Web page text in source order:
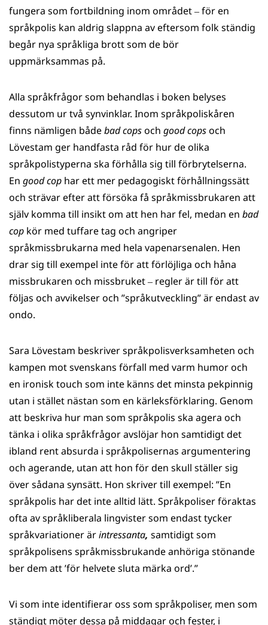
fungera som fortbildning inom området ‒ för en
språkpolis kan aldrig slappna av eftersom folk ständig
begår nya språkliga brott som de bör
uppmärksammas på.
Alla språkfrågor som behandlas i boken belyses
dessutom ur två synvinklar. Inom språkpoliskåren
finns nämligen bådebad copsoch good copsoch
Lövestam ger handfasta råd för hur de olika
språkpolistyperna ska förhålla sig till förbrytelserna.
En good cop har ett mer pedagogiskt förhållningssätt
och strävar efter att försöka få språkmissbrukaren att
själv komma till insikt om att hen har fel, medan en bad
cop kör med tuffare tag och angriper
språkmissbrukarna med hela vapenarsenalen. Hen
drar sig till exempel inte för att förlöjliga och håna
missbrukaren och missbruket ‒ regler är till för att
följas och avvikelser och ”språkutveckling” är endast av
ondo.
Sara Lövestam beskriver språkpolisverksamheten och
kampen mot svenskans förfall med varm humor och
en ironisk touch som inte känns det minsta pekpinnig
utan i stället nästan som en kärleksförklaring. Genom
att beskriva hur man som språkpolis ska agera och
tänka i olika språkfrågor avslöjar hon samtidigt det
ibland rent absurda i språkpolisernas argumentering
och agerande, utan att hon för den skull ställer sig
över sådana synsätt. Hon skriver till exempel: ”En
språkpolis har det inte alltid lätt. Språkpoliser föraktas
ofta av språkliberala lingvister som endast tycker
språkvariationer ärintressanta, samtidigt som
språkpolisens språkmissbrukande anhöriga stönande
ber dem att ’för helvete sluta märka ord’.”
Vi som inte identifierar oss som språkpoliser, men som
ständigt möter dessa på middagar och fester, i